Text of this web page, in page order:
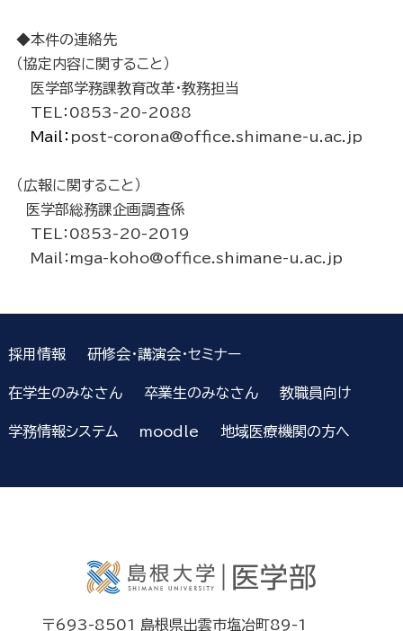
◆本件の連絡先
（協定内容に関すること）
医学部学務課教育改革・教務担当
TEL：0853-20-2088
Mail： post-corona@office.shimane-u.ac.jp
（広報に関すること）
医学部総務課企画調査係
TEL：0853-20-2019
Mail：mga-koho@office.shimane-u.ac.jp
採用情報 研修会・講演会・セミナー
在学生のみなさん 卒業生のみなさん 教職員向け
学務情報システム moodle 地域医療機関の方へ
〒693-8501 島根県出雲市塩冶町89-1